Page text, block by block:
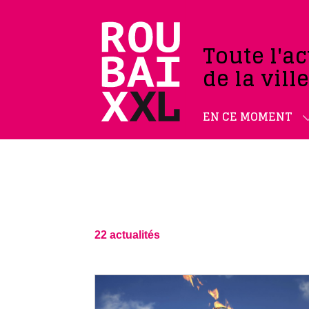
Toute
de la
EN CE MOMENT
22 actualités